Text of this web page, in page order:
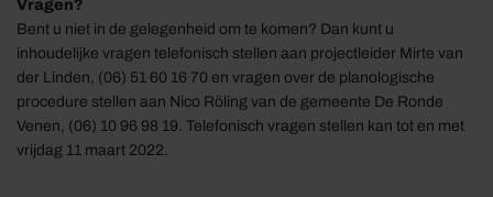
Vragen?
Bent u niet in de gelegenheid om te komen? Dan kunt u
inhoudelijke vragen telefonisch stellen aan projectleider Mirte van
der Linden, (06) 51 60 16 70 en vragen over de planologische
procedure stellen aan Nico Röling van de gemeente De Ronde
Venen, (06) 10 96 98 19. Telefonisch vragen stellen kan tot en met
vrijdag 11 maart 2022.